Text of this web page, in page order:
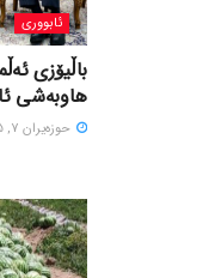
ئابووری
باڵیۆزی
هاوبەشی
حوزه‌یران 7, 2025